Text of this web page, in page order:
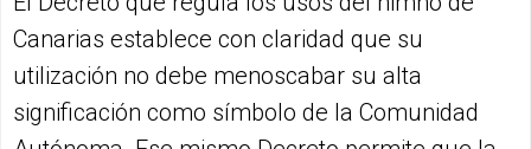
Canarias establece con claridad que su
utilización no debe menoscabar su alta
significación como símbolo de la Comunidad